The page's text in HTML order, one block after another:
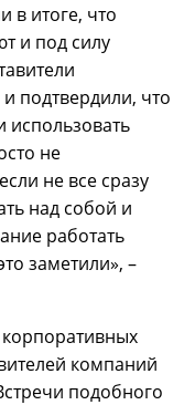
в итоге, что
и под силу
подтвердили, что
использовать
не
не все сразу
над собой и
работать
заметили», –
компаний
подобного